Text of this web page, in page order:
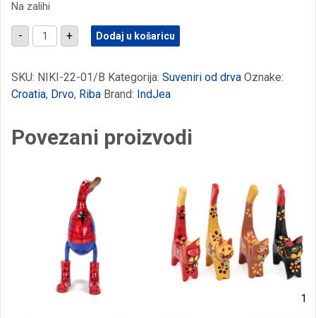
Na zalihi
-
Plavo-
bijela
na
postolju,
Croatia
+ Dodaj u košaricu
SKU: NIKI-22-01/B Kategorija: Suveniri od drva Oznake:
Croatia, Drvo, Riba Brand: IndJea
Povezani proizvodi